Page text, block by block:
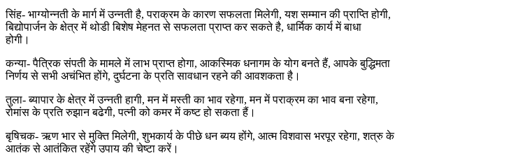
सिंह- भाग्योन्नती के मार्ग में उन्नती है, पराक्रम के कारण सफलता मिलेगी, यश सम्मान की प्राप्ति होगी,
बिद्योपार्जन के क्षेत्र में थोडी बिशेष मेहनत से सफलता प्राप्त कर सकते है, धार्मिक कार्य में बाधा
होगी।
कन्या- पैत्रिक संपती के मामले में लाभ प्राप्त होगा, आकस्मिक धनागम के योग बनते हैं, आपके बुद्धिमता
निर्णय से सभी अचंभित होंगे, दुर्घटना के प्रति सावधान रहने की आवशकता है।
तुला- ब्यापार के क्षेत्र में उन्नती हागी, मन में मस्ती का भाव रहेगा, मन में पराक्रम का भाव बना रहेगा,
रोमांस के प्रति रुझान बढेगी, पत्नी को कमर में कष्ट हो सकता हैं।
बृषिचक- ऋण भार से मुक्ति मिलेगी, शुभकार्य के पीछे धन ब्यय होंगे, आत्म विशवास भरपूर रहेगा, शत्रु के
आतंक से आतंकित रहेंगे उपाय की चेष्टा करें।